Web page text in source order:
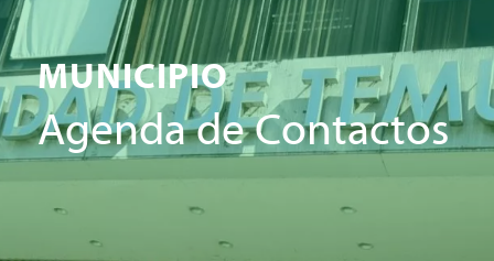
MUNICIPIO
Agenda de Contactos